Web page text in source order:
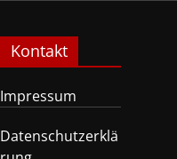
Kontakt
Impressum
Datenschutzerklä